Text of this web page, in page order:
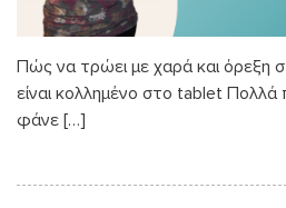
Πώς να τρώει με χαρά και όρεξη
είναι κολλημένο στο tablet Πολλά
φάνε […]